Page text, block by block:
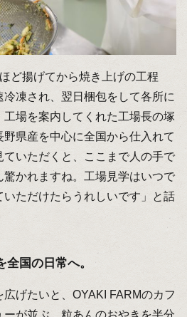
ど揚げてから焼き上げの工程
凍され、翌日梱包をして各所に
場を案内してくれた工場長の塚
県産を中心に全国から仕入れて
いただくと、ここまで人の手で
かれますね。工場見学はいつで
いただけたらうれしいです」と話
国の日常へ。
げたいと、OYAKI FARMのカフ
ーが並ぶ。粒あんのおやきを半分